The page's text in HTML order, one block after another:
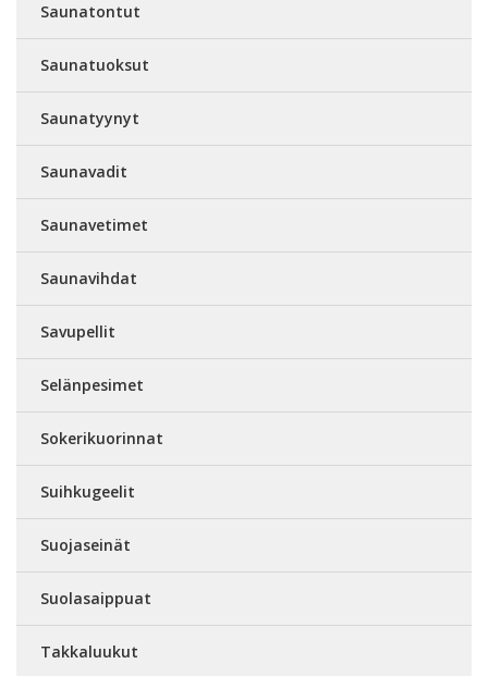
Saunatontut
Saunatuoksut
Saunatyynyt
Saunavadit
Saunavetimet
Saunavihdat
Savupellit
Selänpesimet
Sokerikuorinnat
Suihkugeelit
Suojaseinät
Suolasaippuat
Takkaluukut